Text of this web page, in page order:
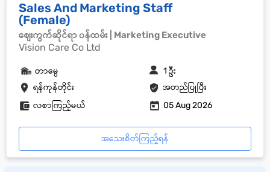
Sales And Marketing Staff
(Female)
စျေးကွက်ဆိုင်ရာ ၀န်ထမ်း | Marketing Executive
Vision Care Co Ltd
ရန်ကုန်တိုင်း အတည်ပြုပြီး
တာမွေ 1 ဦး
လစာကြည့်မယ် 05 Aug 2026
အသေးစိတ်ကြည့်ရန်